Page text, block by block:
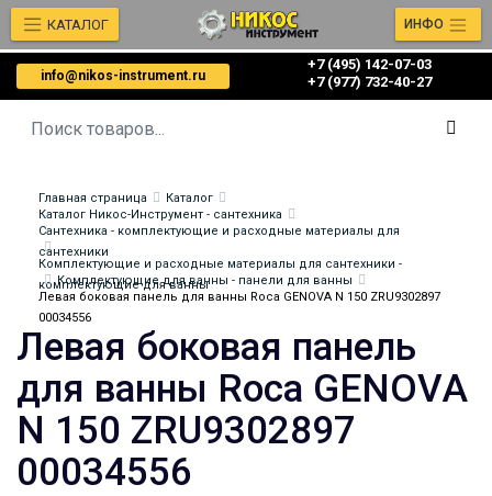
info@nikos-instrument.ru
+7 (495) 142-07-03
‎‎+7 (977) 732-40-27
КАТАЛОГ ИНФО
Главная страница
Каталог
Каталог Никос-Инструмент - сантехника
Сантехника - комплектующие и расходные материалы для
сантехники
Комплектующие и расходные материалы для сантехники -
комплектующие для ванны
Комплектующие для ванны - панели для ванны
Левая боковая панель для ванны Roca GENOVA N 150 ZRU9302897
00034556
Левая боковая панель
для ванны Roca GENOVA
N 150 ZRU9302897
00034556